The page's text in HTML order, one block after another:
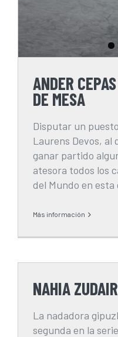
ANDER
DE MESA
Disputar un
Laurens Devos, al
ganar partido
atesora todos los
del Mundo en
Más información
NAHIA
La nadadora
segunda en la